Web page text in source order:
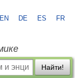
EN DE ES FR
Найти!